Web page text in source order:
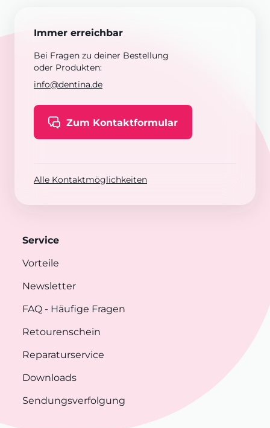
Immer erreichbar
Bei Fragen zu deiner Bestellung
oder Produkten:
info@dentina.de
Zum Kontaktformular
Alle Kontaktmöglichkeiten
Service
Vorteile
Newsletter
FAQ - Häufige Fragen
Retourenschein
Reparaturservice
Downloads
Sendungsverfolgung